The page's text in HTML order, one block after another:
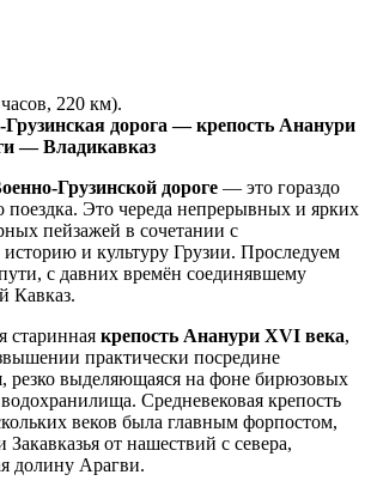
220 км).
дорога — крепость Ананури
— Владикавказ
Грузинской дороге — это гораздо
поездка. Это череда непрерывных и ярких
пейзажей в сочетании с
и культуру Грузии. Проследуем
с давних времён соединявшему
Кавказ.
старинная крепость Ананури XVI века,
практически посредине
резко выделяющаяся на фоне бирюзовых
Средневековая крепость
веков была главным форпостом,
от нашествий с севера,
долину Арагви.